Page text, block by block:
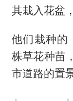
其栽入花盆
他们栽种的
株草花种苗
市道路的置景